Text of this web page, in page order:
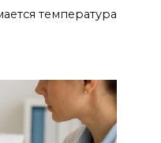
температура